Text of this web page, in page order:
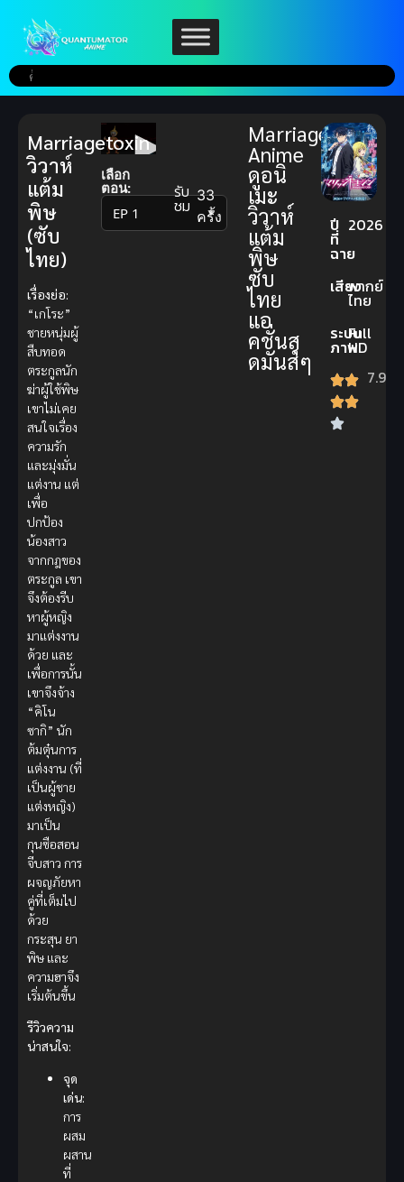
เลือก
ตอน:
▼
รับ
ชม 33
ครั้ง
Marriagetoxin
Anime
ดูอนิ
เมะ
วิวาห์
แต้ม
พิษ
ซับ
ไทย
แอ
คชั่นสุ
ดมันส์ๆ
ปี
ที่
ฉาย
2026
เสียงพากย์
ไทย
ระบบ
ภาพ
Full
HD
7.9
Marriagetoxin
วิวาห์
แต้ม
พิษ
(ซับ
ไทย)
เรื่องย่อ:
“เกโระ”
ชายหนุ่มผู้
สืบทอด
ตระกูลนัก
ฆ่าผู้ใช้พิษ
เขาไม่เคย
สนใจเรื่อง
ความรัก
และมุ่งมั่น
แต่งาน แต่
เพื่อ
ปกป้อง
น้องสาว
จากกฎของ
ตระกูล เขา
จึงต้องรีบ
หาผู้หญิง
มาแต่งงาน
ด้วย และ
เพื่อการนั้น
เขาจึงจ้าง
“คิโน
ซากิ” นัก
ต้มตุ๋นการ
แต่งงาน (ที่
เป็นผู้ชาย
แต่งหญิง)
มาเป็น
กุนซือสอน
จีบสาว การ
ผจญภัยหา
คู่ที่เต็มไป
ด้วย
กระสุน ยา
พิษ และ
ความฮาจึง
เริ่มต้นขึ้น
รีวิวความ
น่าสนใจ:
จุด
เด่น:
การ
ผสม
ผสาน
ที่